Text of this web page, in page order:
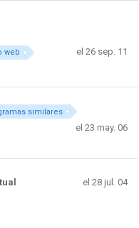
web el 26 sep. 11
similares
el 23 may. 06
el 28 jul. 04